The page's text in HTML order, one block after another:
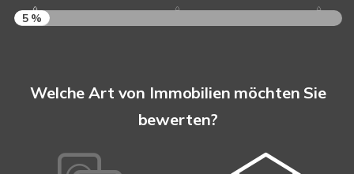
5 %
Welche Art von Immobilien möchten Sie
bewerten?